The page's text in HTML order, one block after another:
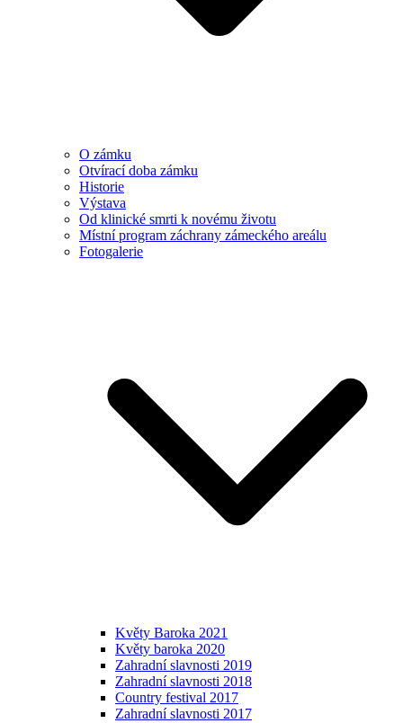
O zámku
Otvírací doba zámku
Historie
Výstava
Od klinické smrti k novému životu
Místní program záchrany zámeckého areálu
Fotogalerie
Květy Baroka 2021
Květy baroka 2020
Zahradní slavnosti 2019
Zahradní slavnosti 2018
Country festival 2017
Zahradní slavnosti 2017